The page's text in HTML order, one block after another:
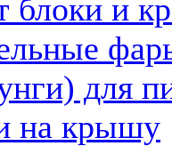
блоки и
для
на крышу